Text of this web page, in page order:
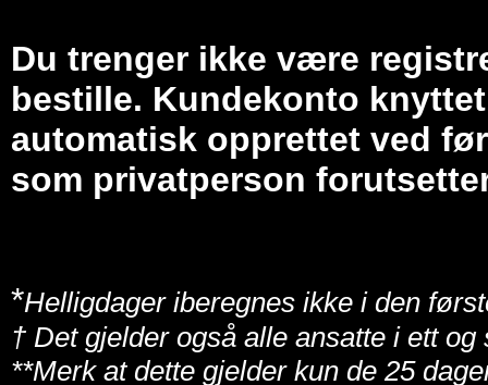
Du trenger ikke være
bestille. Kundekonto
automatisk opprettet ved
som privatperson
*Helligdager iberegnes ikke i den
† Det gjelder også alle ansatte i ett
**Merk at dette gjelder kun de 25